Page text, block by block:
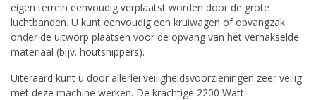
eigen terrein eenvoudig verplaatst worden door de grote
luchtbanden. U kunt eenvoudig een kruiwagen of opvangzak
onder de uitworp plaatsen voor de opvang van het verhakselde
materiaal (bijv. houtsnippers).
Uiteraard kunt u door allerlei veiligheidsvoorzieningen zeer veilig
met deze machine werken. De krachtige 2200 Watt